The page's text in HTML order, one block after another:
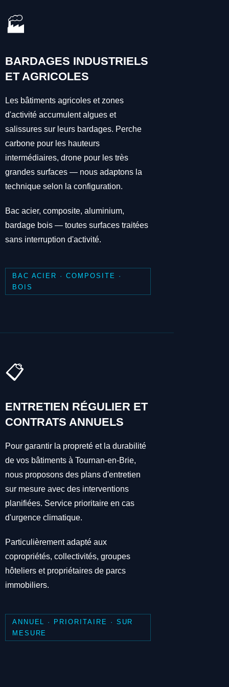
🏭
BARDAGES INDUSTRIELS
ET AGRICOLES
Les bâtiments agricoles et zones
d'activité accumulent algues et
salissures sur leurs bardages. Perche
carbone pour les hauteurs
intermédiaires, drone pour les très
grandes surfaces — nous adaptons la
technique selon la configuration.
Bac acier, composite, aluminium,
bardage bois — toutes surfaces traitées
sans interruption d'activité.
BAC ACIER · COMPOSITE ·
BOIS
📋
ENTRETIEN RÉGULIER ET
CONTRATS ANNUELS
Pour garantir la propreté et la durabilité
de vos bâtiments à Tournan-en-Brie,
nous proposons des plans d'entretien
sur mesure avec des interventions
planifiées. Service prioritaire en cas
d'urgence climatique.
Particulièrement adapté aux
copropriétés, collectivités, groupes
hôteliers et propriétaires de parcs
immobiliers.
ANNUEL · PRIORITAIRE · SUR
MESURE